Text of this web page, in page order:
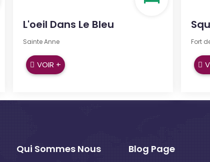
L'oeil Dans Le Bleu
Sainte Anne
VOIR +
Fort
Qui Sommes Nous Blog Page